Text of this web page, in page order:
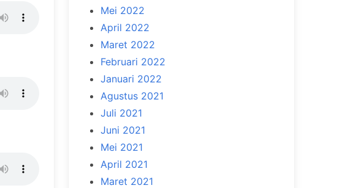
Mei 2022
April 2022
Maret 2022
Februari 2022
Januari 2022
Agustus 2021
Juli 2021
Juni 2021
Mei 2021
April 2021
Maret 2021